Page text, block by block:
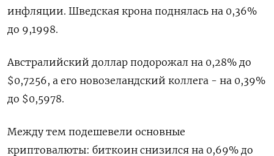
инфляции. Шведская крона поднялась на 0,36%
до 9,1998.
Австралийский доллар подорожал на 0,28% ‌до
$0,7256, а его новозеландский коллега - на 0,39%
до $0,5978.
Между тем подешевели основные
криптовалюты: биткоин снизился на 0,69% до